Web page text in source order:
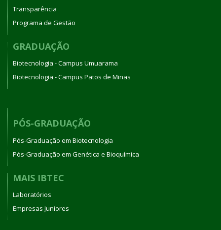
Transparência
Programa de Gestão
GRADUAÇÃO
Biotecnologia - Campus Umuarama
Biotecnologia - Campus Patos de Minas
PÓS-GRADUAÇÃO
Pós-Graduação em Biotecnologia
Pós-Graduação em Genética e Bioquímica
MAIS IBTEC
Laboratórios
Empresas Juniores